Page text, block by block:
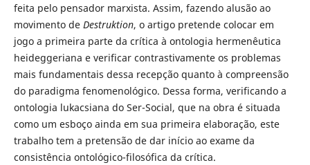
feita pelo pensador marxista. Assim, fazendo alusão ao
movimento de Destruktion, o artigo pretende colocar em
jogo a primeira parte da crítica à ontologia hermenêutica
heideggeriana e verificar contrastivamente os problemas
mais fundamentais dessa recepção quanto à compreensão
do paradigma fenomenológico. Dessa forma, verificando a
ontologia lukacsiana do Ser-Social, que na obra é situada
como um esboço ainda em sua primeira elaboração, este
trabalho tem a pretensão de dar início ao exame da
consistência ontológico-filosófica da crítica.